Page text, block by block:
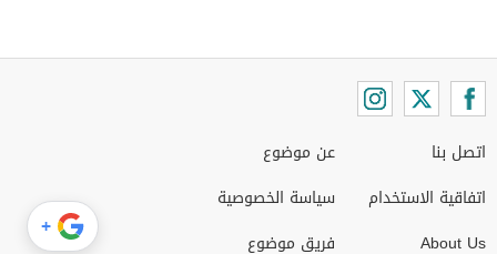
اتصل بنا
اتفاقية الاستخدام
About Us
عن موضوع
سياسة الخصوصية
فريق موضوع
+